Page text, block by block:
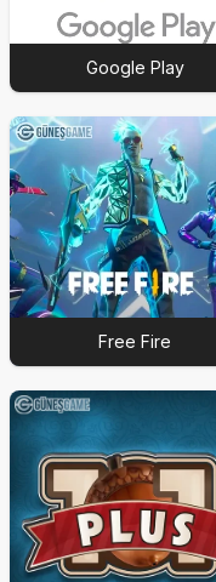
Google Play
Free Fire